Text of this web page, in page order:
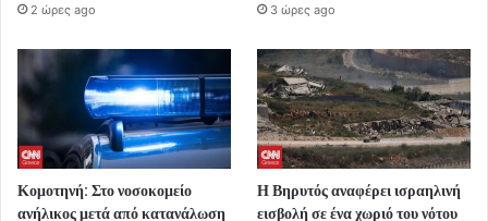
2 ώρες ago 3 ώρες ago
Κομοτηνή: Στο νοσοκομείο
ανήλικος μετά από κατανάλωση
Η Βηρυτός αναφέρει ισραηλινή
εισβολή σε ένα χωριό του νότου